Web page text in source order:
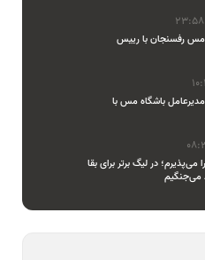
مس رفسنجان با رییس
باشگاه مس با
در لیگ برتر برای بقا
می‌جنگیم